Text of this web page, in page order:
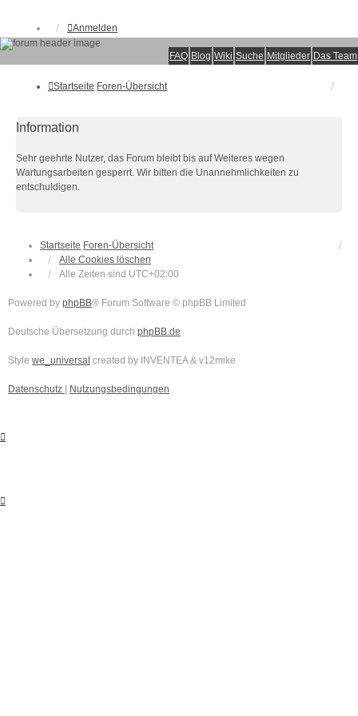
Anmelden
FAQ Blog Wiki Suche Mitglieder Das Team
Startseite Foren-Übersicht
Information
Sehr geehrte Nutzer, das Forum bleibt bis auf Weiteres wegen
Wartungsarbeiten gesperrt. Wir bitten die Unannehmlichkeiten zu
entschuldigen.
Startseite Foren-Übersicht
Alle Cookies löschen
Alle Zeiten sind UTC+02:00
Powered by phpBB® Forum Software © phpBB Limited
Deutsche Übersetzung durch phpBB.de
Style we_universal created by INVENTEA & v12mike
Datenschutz Nutzungsbedingungen